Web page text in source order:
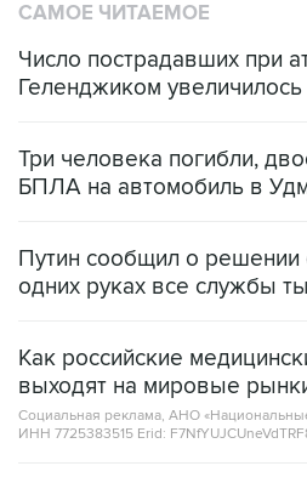
САМОЕ ЧИТАЕМОЕ
Число пострадавших при
Геленджиком
Три человека погибли,
БПЛА на автомобиль в
Путин сообщил о решении
одних руках все службы
Как российские
выходят на мировые
Социальная реклама, АНО
ИНН 7725383515 Erid: